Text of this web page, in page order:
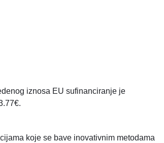
iznosa EU sufinanciranje je
koje se bave inovativnim metodama